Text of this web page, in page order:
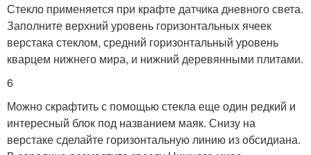
Стекло применяется при крафте датчика дневного света.
Заполните верхний уровень горизонтальных ячеек
верстака стеклом, средний горизонтальный уровень
кварцем нижнего мира, и нижний деревянными плитами.
6
Можно скрафтить с помощью стекла еще один редкий и
интересный блок под названием маяк. Снизу на
верстаке сделайте горизонтальную линию из обсидиана.